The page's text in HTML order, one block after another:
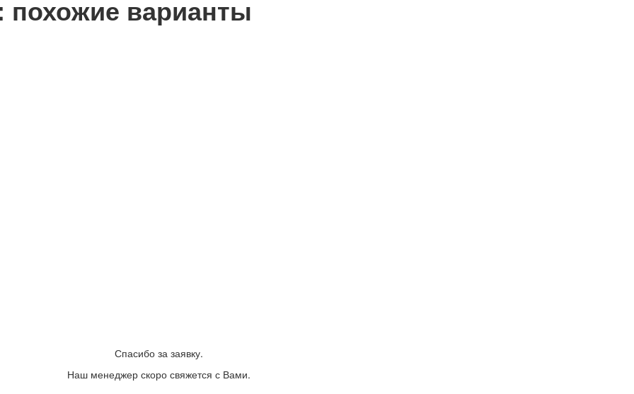
похожие варианты
Спасибо за заявку.
Наш менеджер скоро свяжется с Вами.